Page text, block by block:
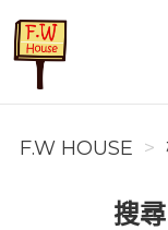
F.W House
F.W HOUSE
搜